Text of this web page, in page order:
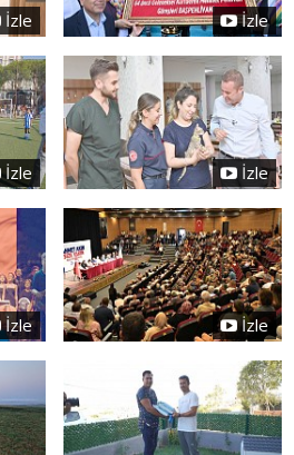
İzle İzle
İzle İzle
İzle İzle